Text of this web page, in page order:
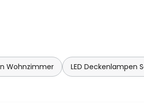
Wohnzimmer LED Deckenlampen